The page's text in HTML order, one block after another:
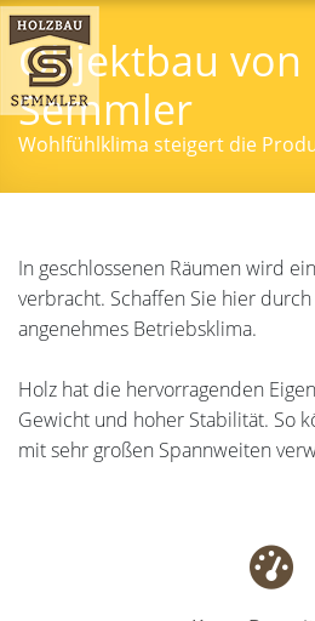
Objektbau von
Semmler
Wohlfühlklima steigert die
In geschlossenen Räumen wird
verbracht. Schaffen Sie hier
angenehmes Betriebsklima.
Holz hat die hervorragenden
Gewicht und hoher Stabilität. So
mit sehr großen Spannweiten